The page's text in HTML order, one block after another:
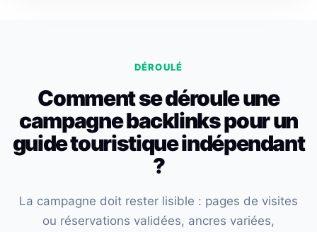
DÉROULÉ
Comment se déroule une
campagne backlinks pour un
guide touristique indépendant
?
La campagne doit rester lisible : pages de visites
ou réservations validées, ancres variées,